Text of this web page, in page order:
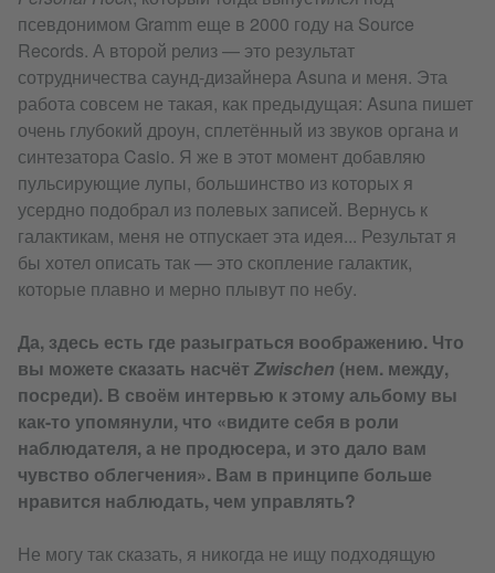
псевдонимом Gramm еще в 2000 году на Source
Records. А второй релиз — это результат
сотрудничества саунд-дизайнера Asuna и меня. Эта
работа совсем не такая, как предыдущая: Asuna пишет
очень глубокий дроун, сплетённый из звуков органа и
синтезатора Casio. Я же в этот момент добавляю
пульсирующие лупы, большинство из которых я
усердно подобрал из полевых записей. Вернусь к
галактикам, меня не отпускает эта идея... Результат я
бы хотел описать так — это скопление галактик,
которые плавно и мерно плывут по небу.
Да, здесь есть где разыграться воображению. Что
вы можете сказать насчёт Zwischen (нем. между,
посреди). В своём интервью к этому альбому вы
как-то упомянули, что «видите себя в роли
наблюдателя, а не продюсера, и это дало вам
чувство облегчения». Вам в принципе больше
нравится наблюдать, чем управлять?
Не могу так сказать, я никогда не ищу подходящую